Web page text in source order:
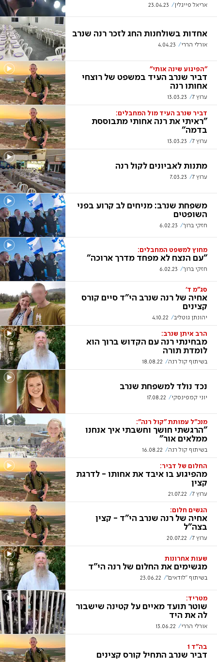
אריאל פייגלין 23.04.23
אחדות בשולחנות החג לזכר רנה שנרב
אורלי הררי 4.04.23
"הפיגוע שינה אותי"
דביר שנרב העיד במשפט של רוצחי
אחותו רנה
ערוץ 7 13.03.23
דביר שנרב העיד מול המחבלים:
"ראיתי את רנה אחותי מתבוססת
בדמה"
ערוץ 7 13.03.23
מתנות לאביונים לקול רנה
ערוץ 7 7.03.23
משפחת שנרב: מניחים לב קרוע בפני
השופטים
חזקי ברוך 6.02.23
מחוץ למשפט המחבלים:
"עם הנצח לא מפחד מדרך ארוכה"
חזקי ברוך 6.02.23
סג"מ ד'
אחיה של רנה שנרב הי"ד סיים קורס
קצינים
יהונתן גוטליב 4.10.22
הרב איתן שנרב:
מבחינתי רנה עם הקדוש ברוך הוא
לומדת תורה
בשיתוף קול רנה 18.08.22
נכד נולד למשפחת שנרב
יוני קמפינסקי 17.08.22
מנכ"ל עמותת "קול רנה":
"הרגשתי חושך וחשבתי איך אנחנו
ממלאים אור"
בשיתוף קול רנה 16.08.22
החלום של דביר:
מהפיגוע בו איבד את אחותו - לדרגת
קצין
ערוץ 7 21.07.22
הגשים חלום:
אחיה של רנה שנרב הי"ד - קצין
בצה"ל
ערוץ 7 20.07.22
שעות אחרונות
מגשימים את החלום של רנה הי"ד
בשיתוף "לודאים" 23.06.22
מטריד:
שוטר תועד מאיים על קטינה שישבור
לה את היד
אורלי הררי 13.06.22
בה"ד 1
דביר שנרב התחיל קורס קצינים